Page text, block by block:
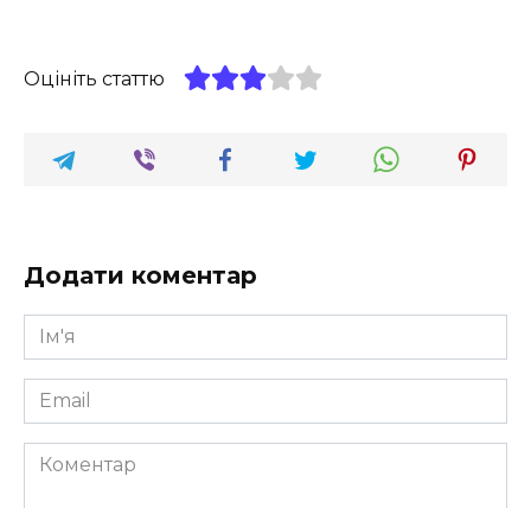
Оцініть статтю
Додати коментар
Ім'я
*
Email
*
Коментар